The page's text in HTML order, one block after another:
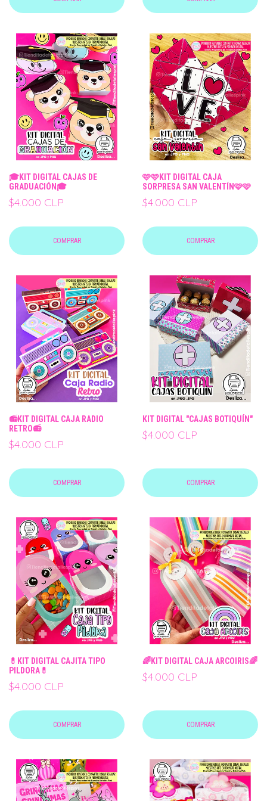
🎓KIT DIGITAL CAJAS DE
GRADUACIÓN🎓
$4.000 CLP
COMPRAR
🩷🩷KIT DIGITAL CAJA
SORPRESA SAN VALENTÍN🩷🩷
$4.000 CLP
COMPRAR
📻KIT DIGITAL CAJA RADIO
RETRO📻
$4.000 CLP
COMPRAR
KIT DIGITAL "CAJAS BOTIQUÍN"
$4.000 CLP
COMPRAR
💊KIT DIGITAL CAJITA TIPO
PILDORA💊
$4.000 CLP
COMPRAR
🌈KIT DIGITAL CAJA ARCOIRIS🌈
$4.000 CLP
COMPRAR